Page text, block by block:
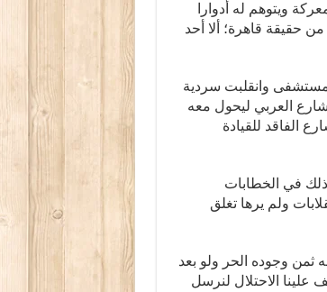
ويتوهم له أدوارا
من حقيقة قاهرة؛ ألا أحد
وانقلبت سردية
العربي ليحول معه
الفاقد للقيادة
في الخطابات
ولم يرها تغلق
وجوده الحر ولو بعد
علينا الاحتلال لنرسل